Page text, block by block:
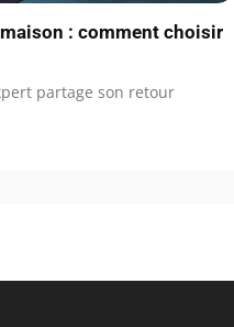
: comment choisir
partage son retour